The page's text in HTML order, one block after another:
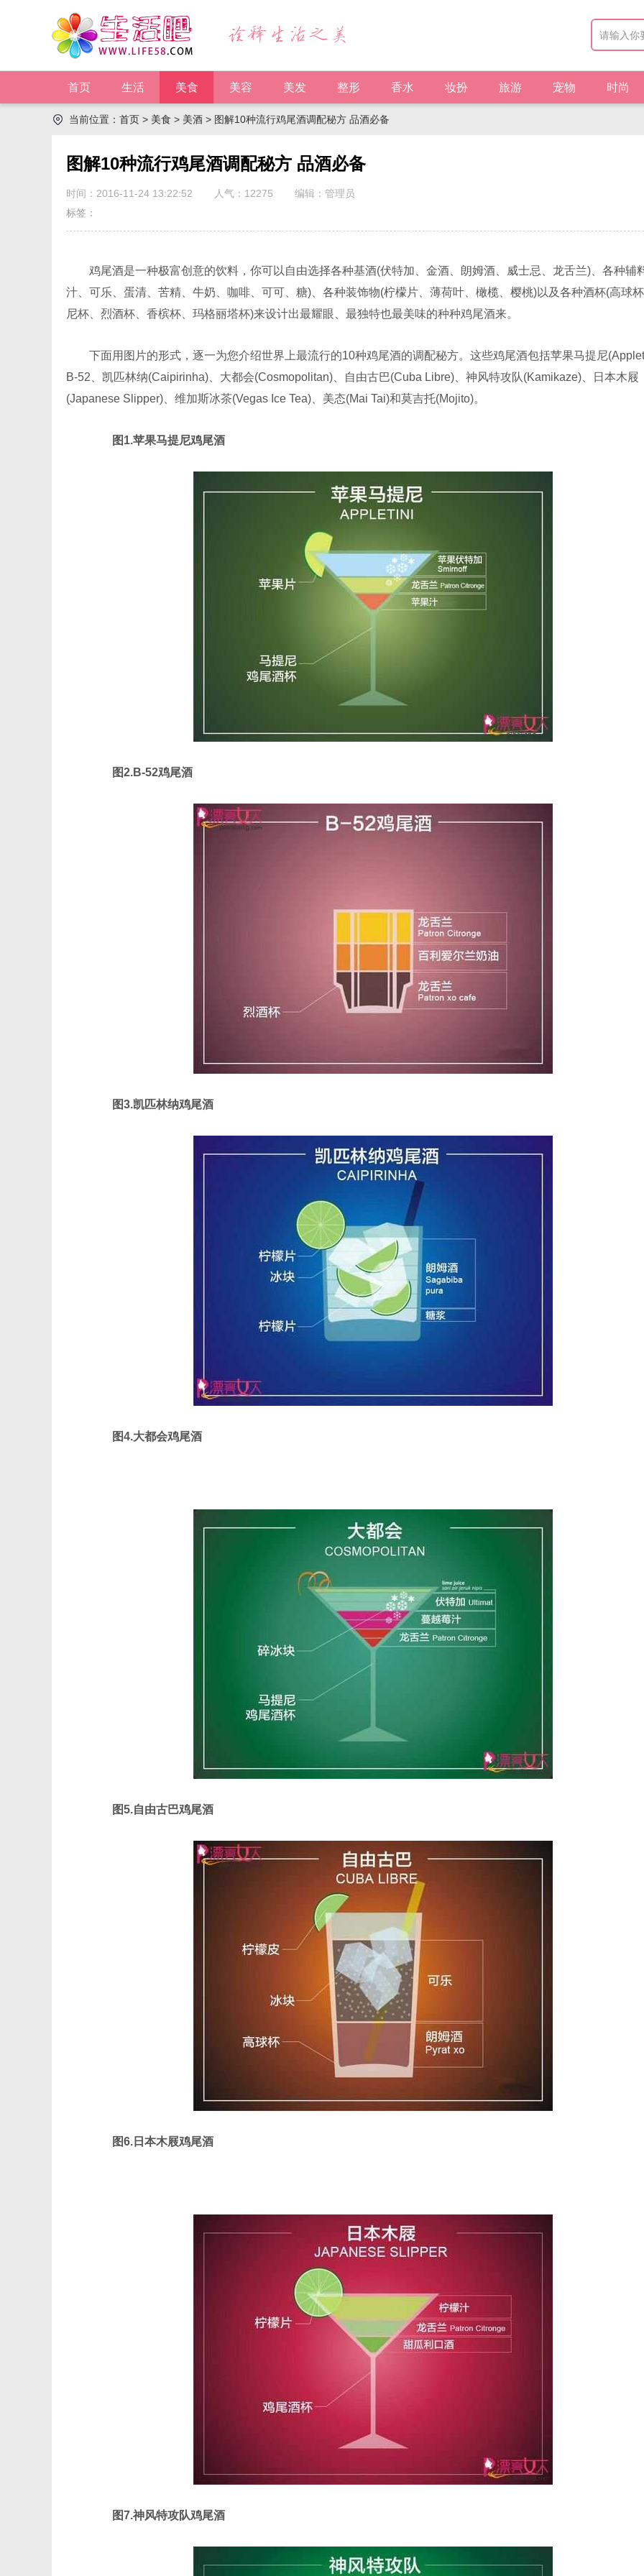
首页 生活 美食 美容 美发 整形 香水 妆扮 旅游 宠物 时尚
当前位置： 首页 > 美食 > 美酒 > 图解10种流行鸡尾酒调配秘方 品酒必备
图解10种流行鸡尾酒调配秘方 品酒必备
时间：2016-11-24 13:22:52 人气： 12275
编辑：管理员
标签：
鸡尾酒是一种极富创意的饮料，你可以自由选择各种基酒(伏特加、金酒、朗姆酒、威士忌、龙舌兰)、各种辅
汁、可乐、蛋清、苦精、牛奶、咖啡、可可、糖)、各种装饰物(柠檬片、薄荷叶、橄榄、樱桃)以及各种酒杯(高球
尼杯、烈酒杯、香槟杯、玛格丽塔杯)来设计出最耀眼、最独特也最美味的种种鸡尾酒来。
下面用图片的形式，逐一为您介绍世界上最流行的10种鸡尾酒的调配秘方。这些鸡尾酒包括苹果马提尼
B-52、凯匹林纳(Caipirinha)、大都会(Cosmopolitan)、自由古巴(Cuba Libre)、神风特攻队(Kamikaze)、日本木屐
(Japanese Slipper)、维加斯冰茶(Vegas Ice Tea)、美态(Mai Tai)和莫吉托(Mojito)。
图1.苹果马提尼鸡尾酒
图2.B-52鸡尾酒
图3.凯匹林纳鸡尾酒
图4.大都会鸡尾酒
图5.自由古巴鸡尾酒
图6.日本木屐鸡尾酒
图7.神风特攻队鸡尾酒